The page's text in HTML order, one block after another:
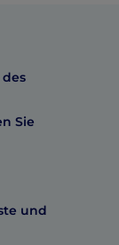
Sie
und